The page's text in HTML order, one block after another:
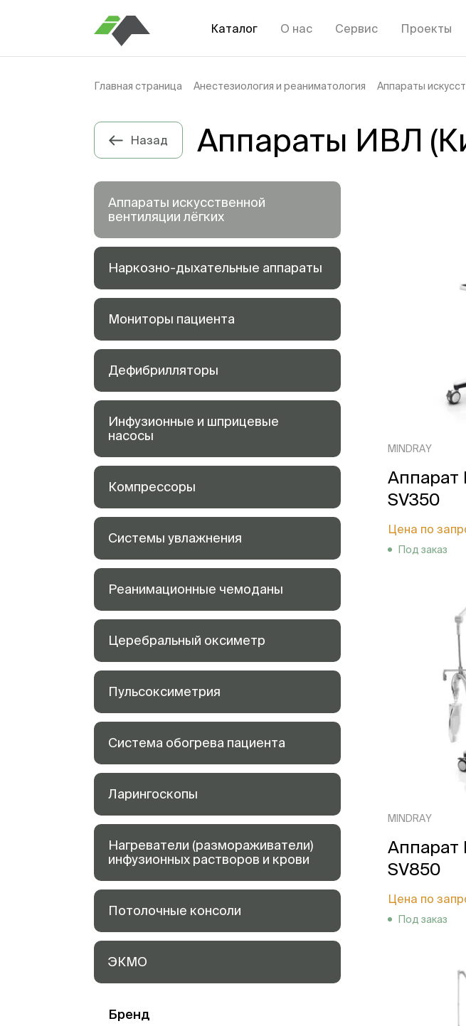
Каталог О нас Сервис Проекты
Главная страница Анестезиология и реаниматология Аппараты
Назад Аппараты ИВЛ
Аппараты искусственной
вентиляции лёгких
Наркозно-дыхательные аппараты
Мониторы пациента
Дефибрилляторы
Инфузионные и шприцевые
насосы
Компрессоры
Системы увлажнения
Реанимационные чемоданы
Церебральный оксиметр
Пульсоксиметрия
Система обогрева пациента
Ларингоскопы
Нагреватели (размораживатели)
инфузионных растворов и крови
Потолочные консоли
ЭКМО
Бренд
MINDRAY
Аппарат
SV350
Цена по
Под заказ
MINDRAY
Аппарат
SV850
Цена по
Под заказ